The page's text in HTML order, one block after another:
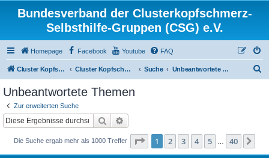
Bundesverband der Clusterkopfschmerz-
Selbsthilfe-Gruppen (CSG) e.V.
Homepage Facebook Youtube FAQ
Cluster Kopfschmerz Homepage Cluster Kopfschmerz Forum Suche Unbeantwortete Themen
Unbeantwortete Themen
Zur erweiterten Suche
Suche
Die Suche ergab mehr als 1000 Treffer Seite 1von 40
1 2 3 4 5 40